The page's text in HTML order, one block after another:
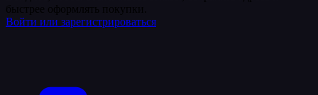
Войти или зарегистрироваться